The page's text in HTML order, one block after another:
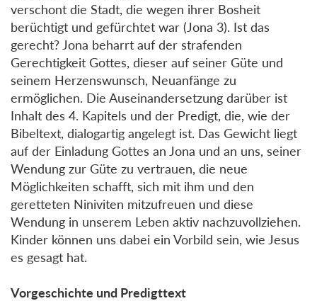
verschont die Stadt, die wegen ihrer Bosheit
berüchtigt und gefürchtet war (Jona 3). Ist das
gerecht? Jona beharrt auf der strafenden
Gerechtigkeit Gottes, dieser auf seiner Güte und
seinem Herzenswunsch, Neuanfänge zu
ermöglichen. Die Auseinandersetzung darüber ist
Inhalt des 4. Kapitels und der Predigt, die, wie der
Bibeltext, dialogartig angelegt ist. Das Gewicht liegt
auf der Einladung Gottes an Jona und an uns, seiner
Wendung zur Güte zu vertrauen, die neue
Möglichkeiten schafft, sich mit ihm und den
geretteten Niniviten mitzufreuen und diese
Wendung in unserem Leben aktiv nachzuvollziehen.
Kinder können uns dabei ein Vorbild sein, wie Jesus
es gesagt hat.
Vorgeschichte und Predigttext